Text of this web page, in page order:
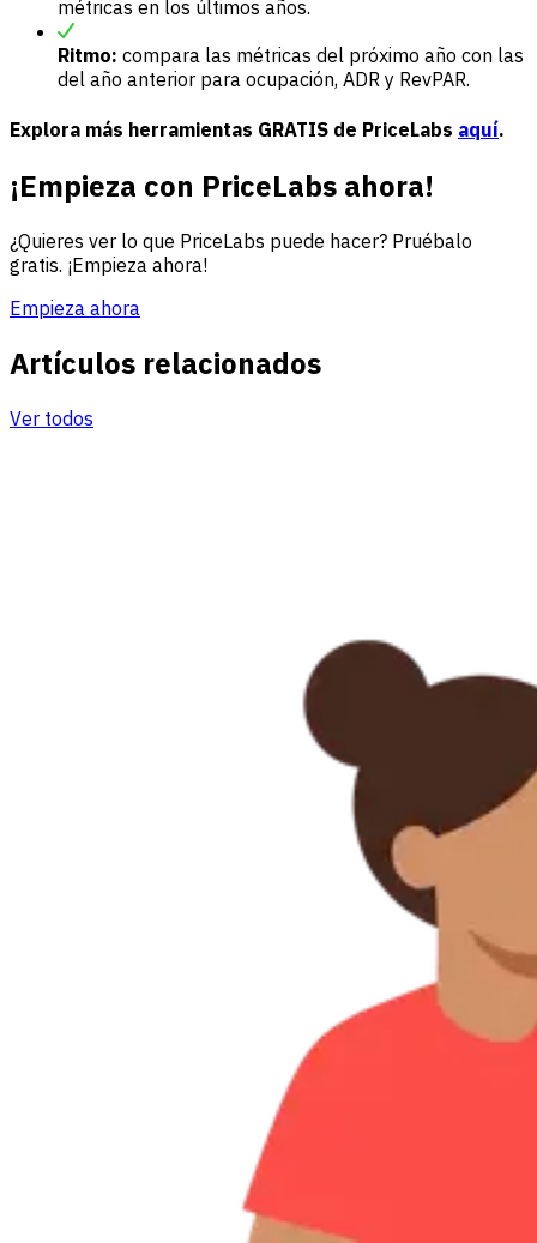
métricas en los últimos años.
Ritmo: compara las métricas del próximo año con las
del año anterior para ocupación, ADR y RevPAR.
Explora más herramientas GRATIS de PriceLabs aquí.
¡Empieza con PriceLabs ahora!
¿Quieres ver lo que PriceLabs puede hacer? Pruébalo
gratis. ¡Empieza ahora!
Empieza ahora
Artículos relacionados
Ver todos